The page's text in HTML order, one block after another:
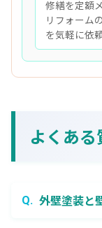
修繕を定額
リフォーム
を気軽に依
よくある
外壁塗装と